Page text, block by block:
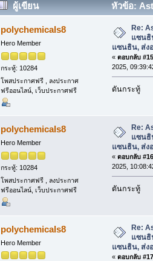
ผู้เขียน
หัวข้อ:
ส่งออกแอสตาแซนธิน (อ่าน 4923 ครั้ง)
polychemicals8
Hero Member
กระทู้: 10284
โพสประกาศฟรี , ลงประกาศ
ฟรีออนไลน์, เว็บประกาศฟรี
Re:
แซนธิ
แซนธิน, ส่ง
« ตอบกลับ
2025,
ดันกระทู้
polychemicals8
Hero Member
กระทู้: 10284
โพสประกาศฟรี , ลงประกาศ
ฟรีออนไลน์, เว็บประกาศฟรี
Re:
แซนธิ
แซนธิน, ส่ง
« ตอบกลับ
2025,
ดันกระทู้
polychemicals8
Hero Member
Re:
แซนธิ
แซนธิน, ส่ง
« ตอบกลับ